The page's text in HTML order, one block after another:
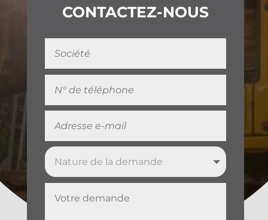
CONTACTEZ-NOUS